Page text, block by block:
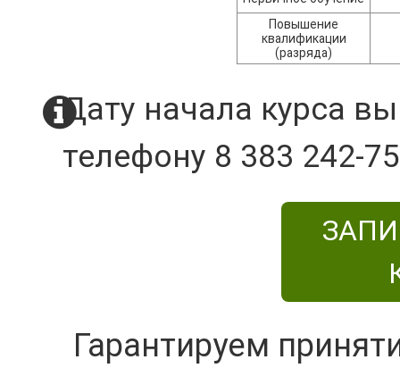
Повышение
квалификации
(разряда)
Дату начала курса
телефону 8 383 242-
Гарантируем